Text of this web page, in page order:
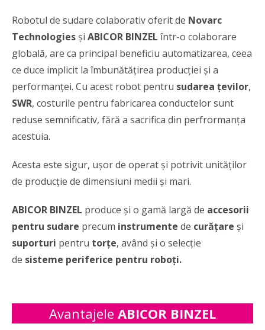
Robotul de sudare colaborativ oferit de Novarc
Technologies și ABICOR BINZEL într-o colaborare
globală, are ca principal beneficiu automatizarea, ceea
ce duce implicit la îmbunătățirea producției și a
performanței. Cu acest robot pentru sudarea țevilor,
SWR, costurile pentru fabricarea conductelor sunt
reduse semnificativ, fără a sacrifica din perfrormanța
acestuia.
Acesta este sigur, uşor de operat şi potrivit unităţilor
de producţie de dimensiuni medii şi mari.
ABICOR BINZEL produce și o gamă largă de accesorii
pentru sudare precum instrumente de curăţare şi
suporturi pentru torţe, având și o selecţie
de sisteme periferice pentru roboți.
Avantajele ABICOR BINZEL